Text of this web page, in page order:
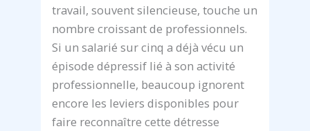
travail, souvent silencieuse, touche un
nombre croissant de professionnels.
Si un salarié sur cinq a déjà vécu un
épisode dépressif lié à son activité
professionnelle, beaucoup ignorent
encore les leviers disponibles pour
faire reconnaître cette détresse